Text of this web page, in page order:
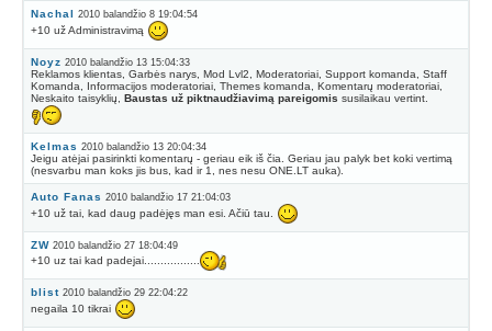
Nachal 2010 balandžio 8 19:04:54
+10 už Administravimą
Noyz 2010 balandžio 13 15:04:33
Reklamos klientas, Garbės narys, Mod Lvl2, Moderatoriai, Support komanda, Staff
Komanda, Informacijos moderatoriai, Themes komanda, Komentarų moderatoriai,
Neskaito taisyklių, Baustas už piktnaudžiavimą pareigomis susilaikau vertint.
Kelmas 2010 balandžio 13 20:04:34
Jeigu atėjai pasirinkti komentarų - geriau eik iš čia. Geriau jau palyk bet koki vertimą
(nesvarbu man koks jis bus, kad ir 1, nes nesu ONE.LT auka).
Auto Fanas 2010 balandžio 17 21:04:03
+10 už tai, kad daug padėjęs man esi. Ačiū tau.
ZW 2010 balandžio 27 18:04:49
+10 uz tai kad padejai.................
blist 2010 balandžio 29 22:04:22
negaila 10 tikrai